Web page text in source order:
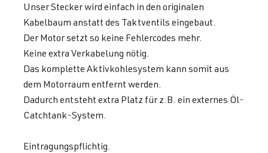
Unser Stecker wird einfach in den originalen
Kabelbaum anstatt des Taktventils eingebaut.
Der Motor setzt so keine Fehlercodes mehr.
Keine extra Verkabelung nötig.
Das komplette Aktivkohlesystem kann somit aus
dem Motorraum entfernt werden.
Dadurch entsteht extra Platz für z.B. ein externes Öl-
Catchtank-System.
Eintragungspflichtig.